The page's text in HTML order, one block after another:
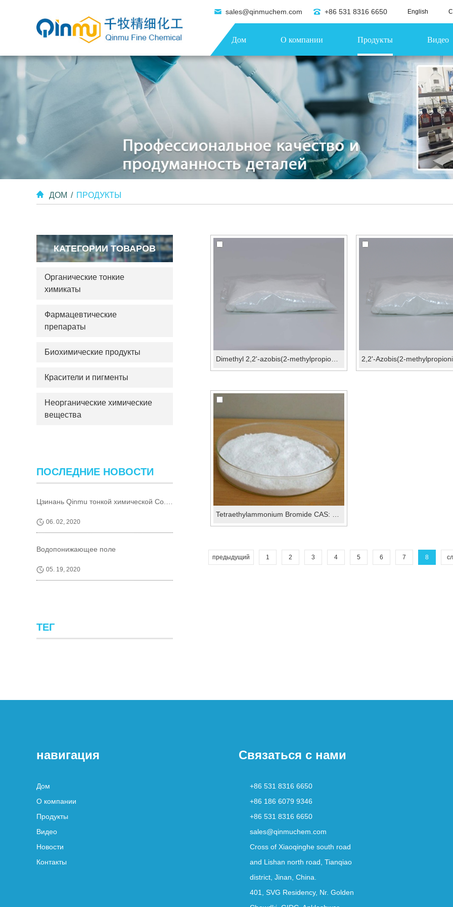
sales@qinmuchem.com +86 531 8316 6650 English
Дом О компании Продукты Видео
ДОМ / ПРОДУКТЫ
Dimethyl 2,2'-azobis(2-methylpropionate)(V-601)CAS: 2589-57-3
предыдущий 1 2 3 4 5 6 7 8
КАТЕГОРИИ ТОВАРОВ
Органические тонкие
химикаты
Фармацевтические
препараты
Биохимические продукты
Красители и пигменты
Неорганические химические
вещества
ПОСЛЕДНИЕ НОВОСТИ
06. 02, 2020
Водопонижающее поле
05. 19, 2020
ТЕГ
навигация
Дом
О компании
Продукты
Видео
Новости
Контакты
Связаться с нами
+86 531 8316 6650
+86 186 6079 9346
+86 531 8316 6650
sales@qinmuchem.com
Cross of Xiaoqinghe south road
and Lishan north road, Tianqiao
district, Jinan, China.
401, SVG Residency, Nr. Golden